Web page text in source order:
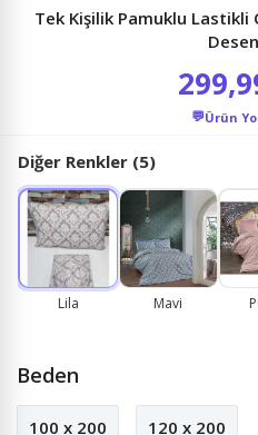
Tek Kişilik Pamuklu Lastikli
💬Ürün
Diğer Renkler (5)
Lila Mavi
Beden
100 x 200 120 x 200